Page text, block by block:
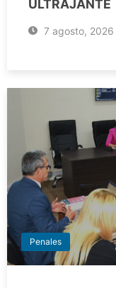
ULTRAJANTE
7 agosto, 2026
Penales